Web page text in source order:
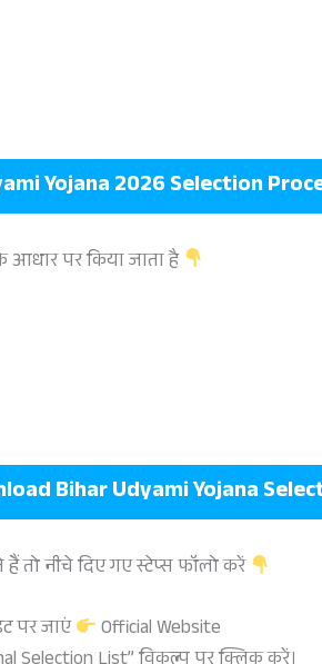
Yojana 2026 Selection
आधार पर किया जाता है
Bihar Udyami Yojana
तो नीचे दिए गए स्टेप्स फॉलो करें
पर जाएं
Official Website